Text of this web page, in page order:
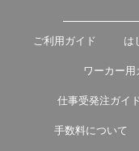
ご利用ガイド は
ワーカー用
仕事受発注ガイ
手数料について